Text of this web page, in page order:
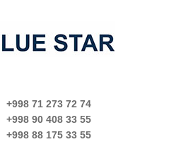
+998 71 273 72 74
+998 90 408 33 55
+998 88 175 33 55